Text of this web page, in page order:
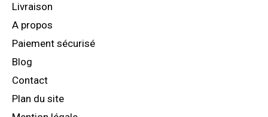
Livraison
A propos
Paiement sécurisé
Blog
Contact
Plan du site